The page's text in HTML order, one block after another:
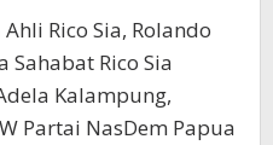
Rico Sia, Rolando
Sahabat Rico Sia
Kalampung,
Partai NasDem Papua